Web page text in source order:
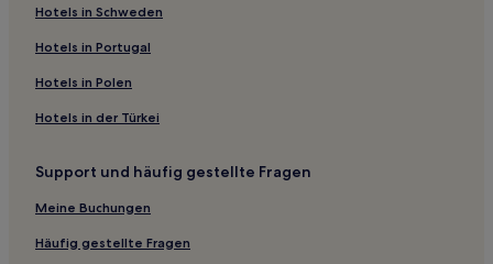
Lgbtqia-Freundliche in Sintra
Golf in Sintra
Familien in Campolide
Hotels mit Pool in Estoril
Luxus in Estoril
Familien in Estoril
Hotels mit Wellnessbereich in Estoril
Hotels in Schweden
Hotels in Portugal
Hotels in Polen
Hotels in der Türkei
Support und häufig gestellte Fragen
Meine Buchungen
Häufig gestellte Fragen